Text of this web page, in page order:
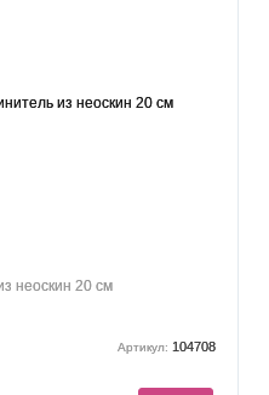
неоскин 20 см
Артикул: 104708